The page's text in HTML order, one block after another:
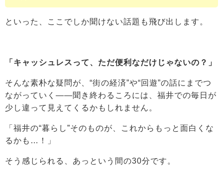
といった、ここでしか聞けない話題も飛び出します。
「キャッシュレスって、ただ便利なだけじゃないの？」
そんな素朴な疑問が、“街の経済”や“回遊”の話にまでつ
ながっていく――聞き終わるころには、福井での毎日が
少し違って見えてくるかもしれません。
「福井の“暮らし”そのものが、これからもっと面白くな
るかも…！」
そう感じられる、あっという間の30分です。